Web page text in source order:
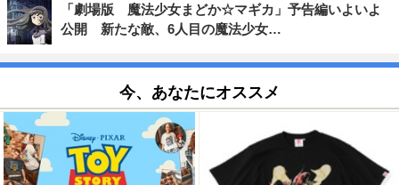
「劇場版 魔法少女まどか☆マギカ」予告編いよいよ
公開 新たな敵、6人目の魔法少女…
今、あなたにオススメ